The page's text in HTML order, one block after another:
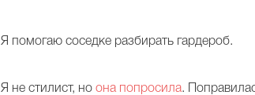
Я помогаю соседке разбирать гардероб.
Я не стилист, ноона попросила.